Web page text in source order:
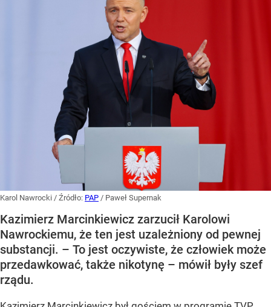
Karol Nawrocki / Źródło: PAP / Paweł Supernak
Kazimierz Marcinkiewicz zarzucił Karolowi
Nawrockiemu, że ten jest uzależniony od pewnej
substancji. – To jest oczywiste, że człowiek może
przedawkować, także nikotynę – mówił były szef
rządu.